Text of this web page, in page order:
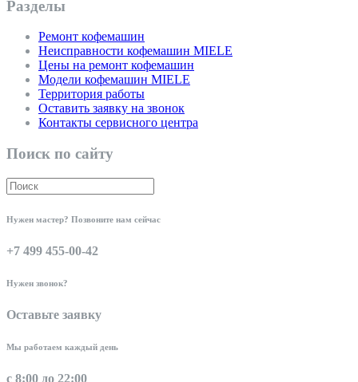
Разделы
Ремонт кофемашин
Неисправности кофемашин MIELE
Цены на ремонт кофемашин
Модели кофемашин MIELE
Территория работы
Оставить заявку на звонок
Контакты сервисного центра
Поиск по сайту
Нужен мастер? Позвоните нам сейчас
+7 499 455-00-42
Нужен звонок?
Оставьте заявку
Мы работаем каждый день
с 8:00 до 22:00